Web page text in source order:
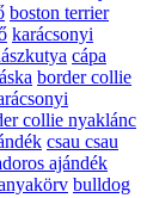
boston terrier
karácsonyi
cápa
border collie
collie nyaklánc
csau csau
ajándék
bulldog